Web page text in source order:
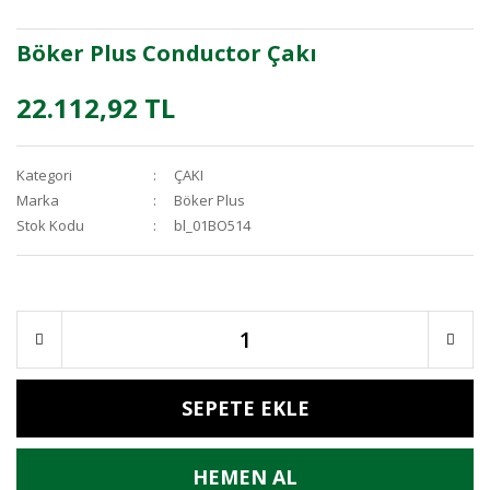
Böker Plus Conductor Çakı
22.112,92 TL
Kategori
ÇAKI
Marka
Böker Plus
Stok Kodu
bl_01BO514
SEPETE EKLE
HEMEN AL